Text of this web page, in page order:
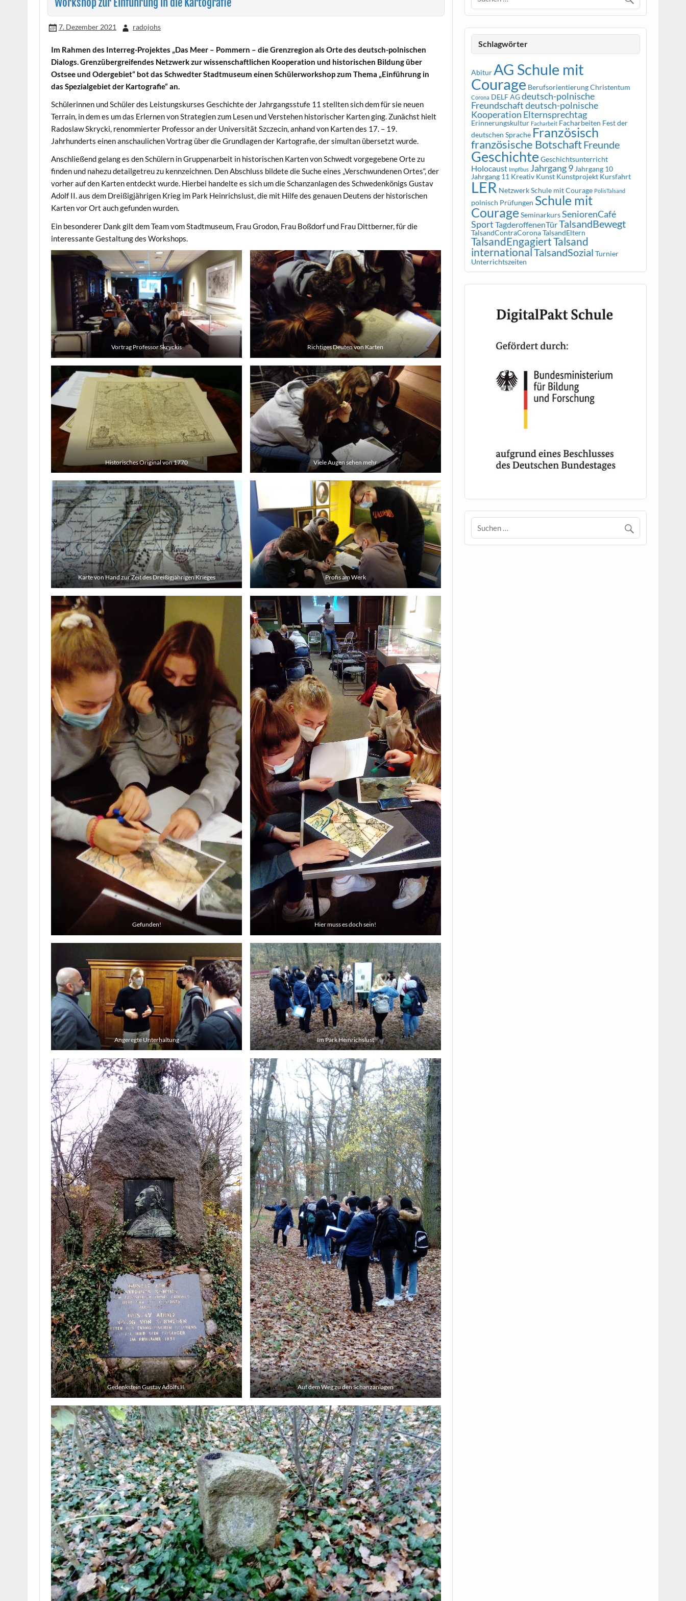
7. Dezember 2021 radojohs
Im Rahmen des Interreg-Projektes „Das Meer – Pommern – die Grenzregion als Orte des deutsch-polnischen
Dialogs. Grenzübergreifendes Netzwerk zur wissenschaftlichen Kooperation und historischen Bildung über
Ostsee und Odergebiet“ bot das Schwedter Stadtmuseum einen Schülerworkshop zum Thema „Einführung in
das Spezialgebiet der Kartografie“ an.
Schülerinnen und Schüler des Leistungskurses Geschichte der Jahrgangsstufe 11 stellten sich dem für sie neuen
Terrain, in dem es um das Erlernen von Strategien zum Lesen und Verstehen historischer Karten ging. Zunächst hielt
Radoslaw Skrycki, renommierter Professor an der Universität Szczecin, anhand von Karten des 17. – 19.
Jahrhunderts einen anschaulichen Vortrag über die Grundlagen der Kartografie, der simultan übersetzt wurde.
Anschließend gelang es den Schülern in Gruppenarbeit in historischen Karten von Schwedt vorgegebene Orte zu
finden und nahezu detailgetreu zu kennzeichnen. Den Abschluss bildete die Suche eines „Verschwundenen Ortes“, der
vorher auf den Karten entdeckt wurde. Hierbei handelte es sich um die Schanzanlagen des Schwedenkönigs Gustav
Adolf II. aus dem Dreißigjährigen Krieg im Park Heinrichslust, die mit Hilfe des genauen Deutens der historischen
Karten vor Ort auch gefunden wurden.
Ein besonderer Dank gilt dem Team vom Stadtmuseum, Frau Grodon, Frau Boßdorf und Frau Dittberner, für die
interessante Gestaltung des Workshops.
Vortrag Professor Skryckis Richtiges Deuten von Karten
Historisches Original von 1770 Viele Augen sehen mehr
Karte von Hand zur Zeit des Dreißigjährigen Krieges Profis am Werk
Gefunden! Hier muss es doch sein!
Angeregte Unterhaltung Im Park Heinrichslust
Gedenkstein Gustav Adolfs II. Auf dem Weg zu den Schanzanlagen
Schlagwörter
AbiturAG Schule mit
Courage BerufsorientierungChristentum
Corona DELF AGdeutsch-polnische
Freundschaftdeutsch-polnische
Kooperation Elternsprechtag
Erinnerungskultur Facharbeit Facharbeiten Fest der
deutschen Sprache Französisch
französische BotschaftFreunde
Geschichte Geschichtsunterricht
Holocaust Impfbus Jahrgang 9 Jahrgang 10
Jahrgang 11 Kreativ Kunst Kunstprojekt Kursfahrt
LER Netzwerk Schule mit Courage PolisTalsand
polnisch Prüfungen Schule mit
Courage SeminarkursSeniorenCafé
Sport TagderoffenenTürTalsandBewegt
TalsandContraCoronaTalsandEltern
TalsandEngagiertTalsand
internationalTalsandSozial Turnier
Unterrichtszeiten